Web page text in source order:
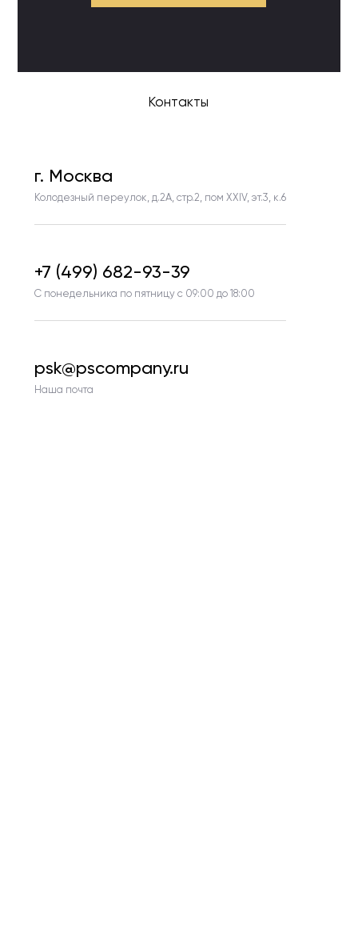
Контакты
г. Москва
Колодезный переулок, д.2А, стр.2, пом ХХIV, эт.3, к.6
+7 (499) 682-93-39
С понедельника по пятницу с 09:00 до 18:00
psk@pscompany.ru
Наша почта